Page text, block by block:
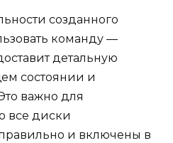
созданного
команду —
детальную
состоянии и
важно для
все диски
и включены в